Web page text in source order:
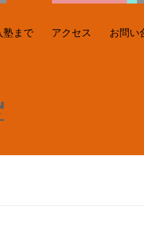
塾まで アクセス お問い